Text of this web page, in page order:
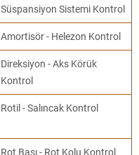
Süspansiyon Sistemi Kontrol
Amortisör - Helezon Kontrol
Direksiyon - Aks Körük
Kontrol
Rotil - Salıncak Kontrol
Rot Başı - Rot Kolu Kontrol